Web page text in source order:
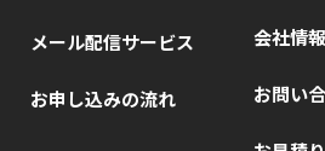
メール配信サービス
お申し込みの流れ
会社情報
お問い